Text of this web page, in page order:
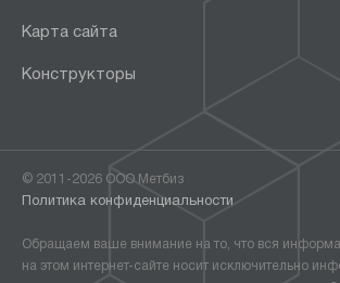
Карта сайта
Конструкторы
© 2011-2026 ООО Метбиз
Политика конфиденциальности
Обращаем ваше внимание на то, что вся
на этом интернет-сайте носит исключительно